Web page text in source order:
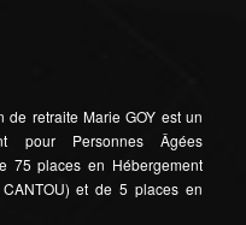
retraite Marie GOY est un
pour Personnes Âgées
75 places en Hébergement
et de 5 places en